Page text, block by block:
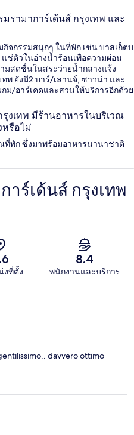
รามาการ์เด้นส์ กรุงเทพ และ
จกรรมสนุกๆ ในที่พัก เช่น บาสเก็ตบ
ช่ตัวในอ่างน้ำร้อนเพื่อความผ่อน
มสดชื่นในสระว่ายน้ำกลางแจ้ง
พ ยังมี2 บาร์/เลานจ์, ซาวน่า และ
กม/อาร์เคดและสวนให้บริการอีกด้วย
งเทพ มีร้านอาหารในบริเวณ
หรือไม่
ที่พัก ซึ่งมาพร้อมอาหารนานาชาติ
าร์เด้นส์ กรุงเทพ
งที่ตั้ง
8.4
พนักงานและบริการ
davvero ottimo